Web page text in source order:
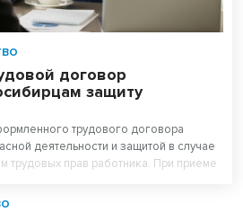
договор
защиту
трудового договора
деятельности и защитой в случае
трудовых прав работника. При приеме
Государственной инспекции